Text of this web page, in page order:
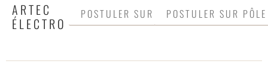
ARTEC
ÉLECTRO
POSTULER SUR INDEEDPOSTULER SUR